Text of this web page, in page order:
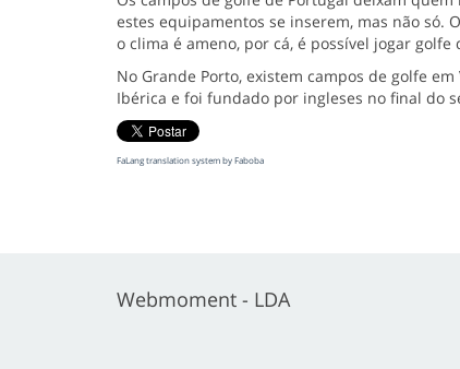
estes equipamentos se inserem, mas não só.
o clima é ameno, por cá, é possível jogar
No Grande Porto, existem campos de golfe
Ibérica e foi fundado por ingleses no final do
FaLang translation system by Faboba
Webmoment - LDA